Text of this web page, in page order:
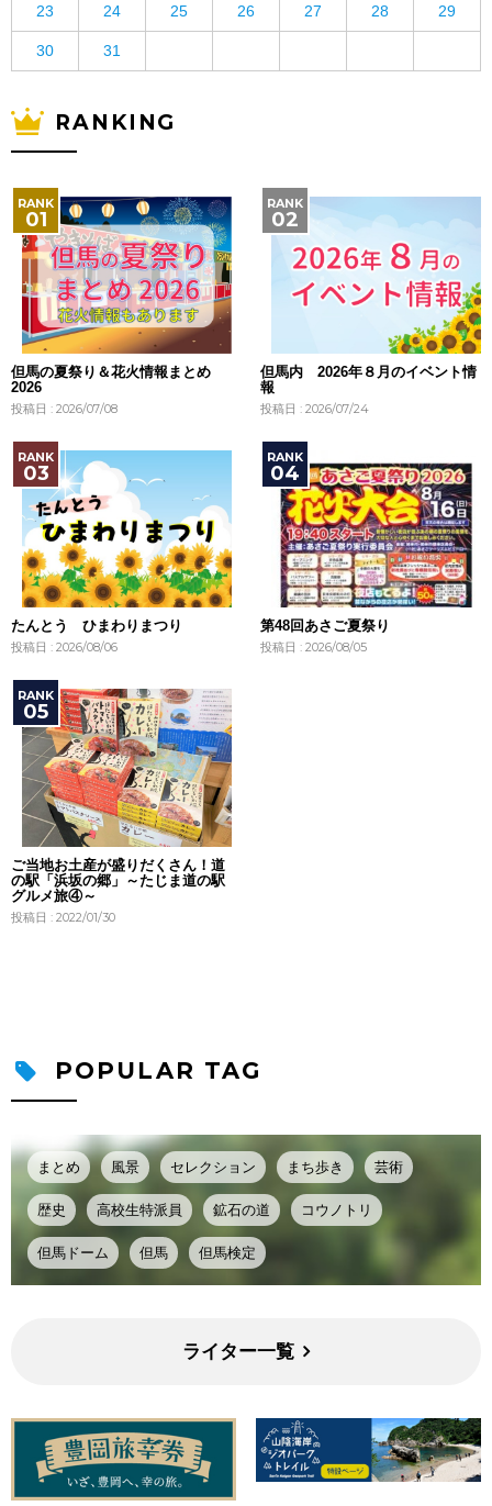
23 24 25 26 27 28 29
30 31
RANKING
但馬の夏祭り＆花火情報まとめ
2026
投稿日 : 2026/07/08
但馬内 2026年８月のイベント情
報
投稿日 : 2026/07/24
たんとう ひまわりまつり
投稿日 : 2026/08/06
第48回あさご夏祭り
投稿日 : 2026/08/05
ご当地お土産が盛りだくさん！道
の駅「浜坂の郷」～たじま道の駅
グルメ旅④～
投稿日 : 2022/01/30
POPULAR TAG
まとめ 風景 セレクション まち歩き 芸術
歴史 高校生特派員 鉱石の道 コウノトリ
但馬ドーム 但馬 但馬検定
ライター一覧